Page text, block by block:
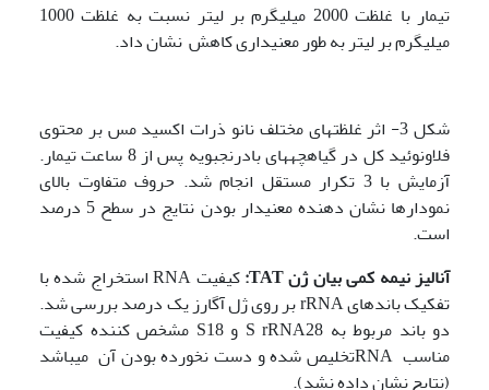
تیمار با غلظت 2000 میلی­گرم بر لیتر نسبت به غلظت 1000
میلی­گرم بر لیتر به طور معنی­داری کاهش نشان داد.
شکل 3- اثر غلظتهای مختلف نانو ذرات اکسید مس بر محتوی
فلاونوئید کل در گیاهچه­های بادرنجبویه پس از 8 ساعت تیمار.
آزمایش با 3 تکرار مستقل انجام شد. حروف متفاوت بالای
نمودارها نشان دهنده معنی­دار بودن نتایج در سطح 5 درصد
است.
آنالیز نیمه کمی بیان ژنTAT
:
کیفیت RNA استخراج شده با
تفکیک باندهای rRNA بر روی ژل آگارز یک درصد بررسی شد.
دو باند مربوط به S rRNA28 و S18 مشخص کننده کیفیت
مناسب RNAتخلیص شده و دست نخورده بودن آن می­باشد
(نتایج نشان داده نشد).